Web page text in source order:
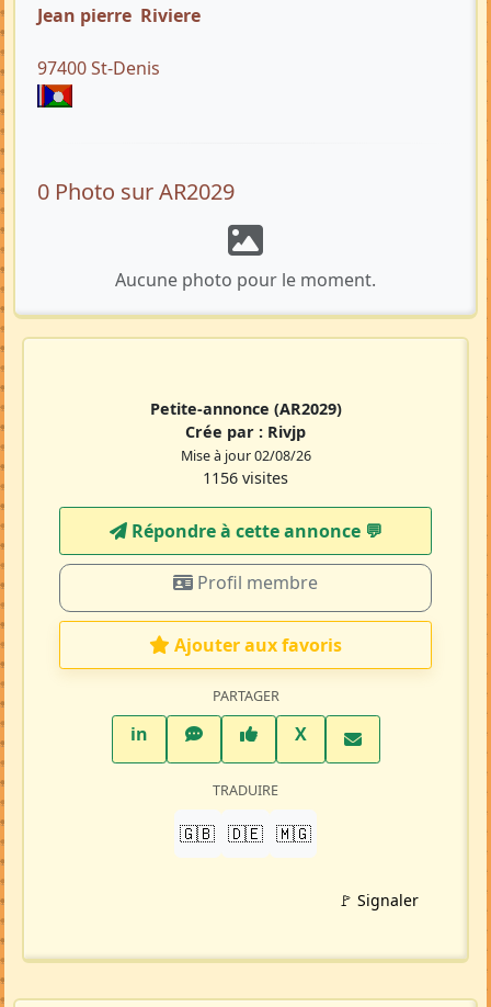
Jean pierre Riviere
97400 St-Denis
0 Photo sur AR2029
Aucune photo pour le moment.
Petite-annonce (AR2029)
Crée par : Rivjp
Mise à jour 02/08/26
1156 visites
Répondre à cette annonce 💬​
Profil membre
Ajouter aux favoris
PARTAGER
inLinkedInWhatsAppFacebook
XTwitter X
TRADUIRE
🇬🇧 🇩🇪 🇲🇬
🚩 Signaler